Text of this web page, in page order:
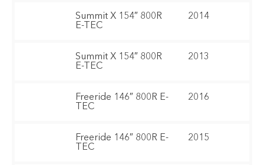
Summit X 154″ 800R
E-TEC
2014
Summit X 154″ 800R
E-TEC
2013
Freeride 146″ 800R E-
TEC
2016
Freeride 146″ 800R E-
TEC
2015